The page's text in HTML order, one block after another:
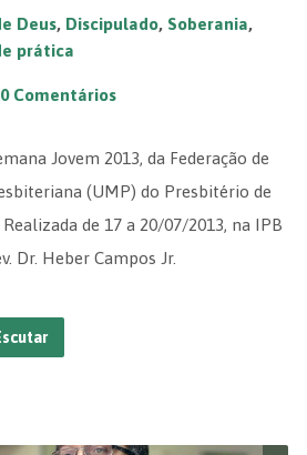
Deus, Discipulado, Soberania,
prática
0 Comentários
Jovem 2013, da Federação de
(UMP) do Presbitério de
de 17 a 20/07/2013, na IPB
Dr. Heber Campos Jr.